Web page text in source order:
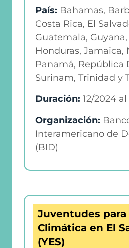
País: Bahamas,
Costa Rica, El
Guatemala,
Honduras, Jamaica,
Panamá, República
Surinam, Trinidad y
Duración: 12/2024 al
Organización:
Interamericano de
(BID)
Juventudes para
Climática en El
(YES)